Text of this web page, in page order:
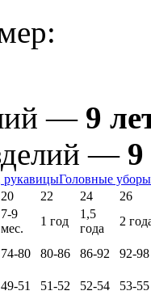
— 9
— 9
рукавицыГоловные уборы
20 22 24
26
7-9
мес.
1 год
1,5
года
2
74-80 80-86 86-92
92-98
49-51 51-52 52-54
53-55